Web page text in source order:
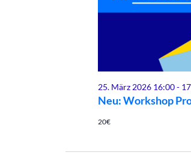
2026
Neu: Workshop
25. März 2026 16:00-
20€